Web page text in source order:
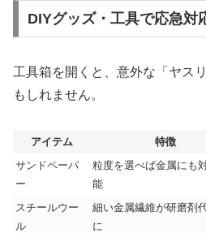
DIYグッズ・工具で応急対
工具箱を開くと、意外な「ヤス
もしれません。
アイテム 特徴
サンドペーパ
ー
粒度を選べば金属にも
能
スチールウー
ル
細い金属繊維が研磨剤
に